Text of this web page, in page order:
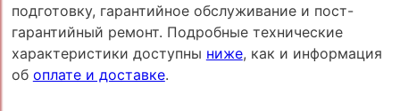
подготовку, гарантийное обслуживание и пост-
гарантийный ремонт. Подробные технические
характеристики доступны ниже, как и информация
об оплате и доставке.